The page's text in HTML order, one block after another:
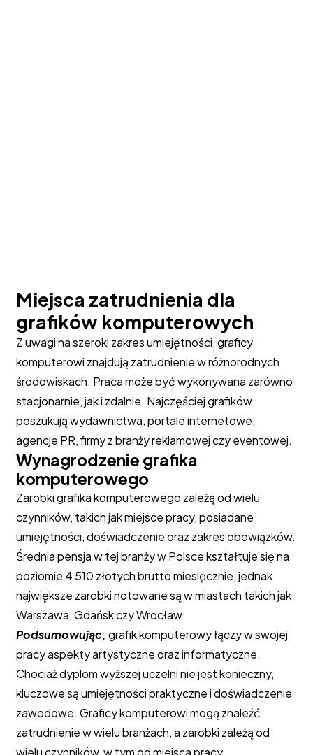
Miejsca zatrudnienia dla
grafików komputerowych
Z uwagi na szeroki zakres umiejętności, graficy
komputerowi znajdują zatrudnienie w różnorodnych
środowiskach. Praca może być wykonywana zarówno
stacjonarnie, jak i zdalnie. Najczęściej grafików
poszukują wydawnictwa, portale internetowe,
agencje PR, firmy z branży reklamowej czy eventowej.
Wynagrodzenie grafika
komputerowego
Zarobki grafika komputerowego zależą od wielu
czynników, takich jak miejsce pracy, posiadane
umiejętności, doświadczenie oraz zakres obowiązków.
Średnia pensja w tej branży w Polsce kształtuje się na
poziomie 4 510 złotych brutto miesięcznie, jednak
największe zarobki notowane są w miastach takich jak
Warszawa, Gdańsk czy Wrocław.
Podsumowując, grafik komputerowy łączy w swojej
pracy aspekty artystyczne oraz informatyczne.
Chociaż dyplom wyższej uczelni nie jest konieczny,
kluczowe są umiejętności praktyczne i doświadczenie
zawodowe. Graficy komputerowi mogą znaleźć
zatrudnienie w wielu branżach, a zarobki zależą od
wielu czynników, w tym od miejsca pracy,